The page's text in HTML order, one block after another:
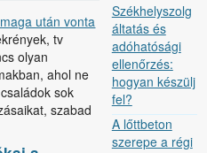
maga után vonta
tv
olyan
ahol ne
sok
szabad
Székhelyszolg
áltatás és
adóhatósági
ellenőrzés:
hogyan készülj
fel?
A lőttbeton
szerepe a régi